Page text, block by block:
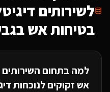
לשירותים
בטיחות אש
למה בתחום השירותים
אשזקוקים לנוכחות